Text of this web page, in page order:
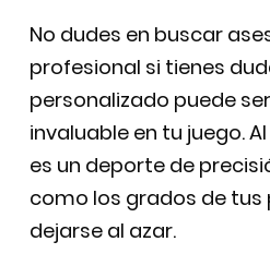
No dudes en buscar
profesional si tienes
personalizado puede
invaluable en tu juego.
es un deporte de
como los grados de tus
dejarse al azar.